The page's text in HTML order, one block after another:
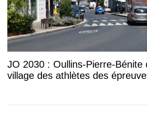
JO 2030 : Oullins-Pierre-Bénite
village des athlètes des